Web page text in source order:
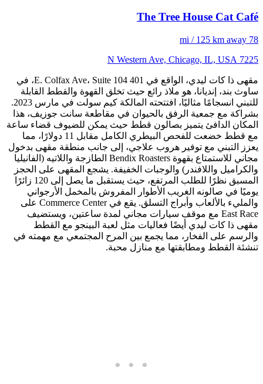
The Tree House Cat Café
78 mi / 125 km away
7225 N Western Ave, Chicago, IL, USA
مقهى ذا كات ليدي، الواقع في 401 E. Colfax Ave، Suite 104، في
ساوث بند، إنديانا، هو ملاذ رائع حيث تخلق القهوة والقطط القابلة
للتبني انسجامًا مثاليًا، افتتحته المالكة كيم سولت في مارس 2023.
بشراكة مع جمعية الرفق بالحيوان في مقاطعة سانت جوزيف، هذا
المكان الدافئ يتميز بصالون قطط حيث يمكن للضيوف قضاء ساعة
مع قطط خضعت للفحص البيطري الكامل مقابل 11 دولارًا، مما
يعزز التبني مع توفير هروب علاجي، إلى جانب منطقة مقهى بدخول
مجاني للاستمتاع بقهوة Bendix Roasters الطازجة واللاتيه (الفانيليا
والكراميل واللافندر) والوجبات الخفيفة. يشجع المقهى على الحجز
المسبق نظرًا للطلب المرتفع، حيث يستقبل ما يصل إلى 120 زائرًا
يوميًا في صالونه الغريب الأطوار المفروش بالمخمل الأرجواني
والمليء بالألعاب وأبراج التسلق. يقع في Commerce Center على
East Race مع موقف سيارات مجاني لمدة ساعتين، ويستضيف
مقهى ذا كات ليدي أيضًا فعاليات مثل لعبة البينجو مع القطط
والرسم على الفخار، مما يجمع بين المرح المجتمعي مع مهمته في
تنشئة القطط ومطابقتها مع منازل محبة.